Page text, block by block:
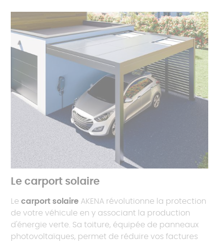
Le carport solaire
Lecarport solaire AKENA révolutionne la protection
de votre véhicule en y associant la production
d'énergie verte. Sa toiture, équipée de panneaux
photovoltaïques, permet de réduire vos factures